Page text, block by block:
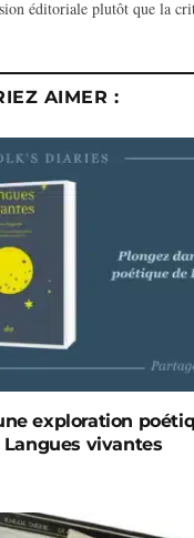
éditoriale plutôt que la
AIMER :
exploration
vivantes